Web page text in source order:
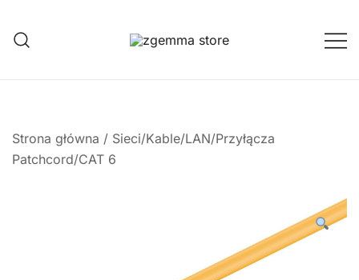
treści
Strona główna / Sieci/Kable/LAN/Przyłącza
Patchcord/CAT 6